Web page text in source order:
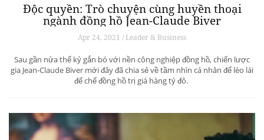
Độc quyền: Trò chuyện cùng huyền thoại
ngành đồng hồ Jean-Claude Biver
Apr 24, 2021 / Leader & Business
Sau gần nửa thế kỷ gắn bó với nền công nghiệp đồng hồ, chiến lược
gia Jean-Claude Biver mới đây đã chia sẻ về tầm nhìn cá nhân để lèo lái
đế chế đồng hồ trị giá hàng tỷ đô.